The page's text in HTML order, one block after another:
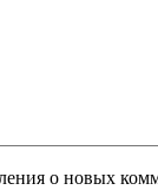
о новых